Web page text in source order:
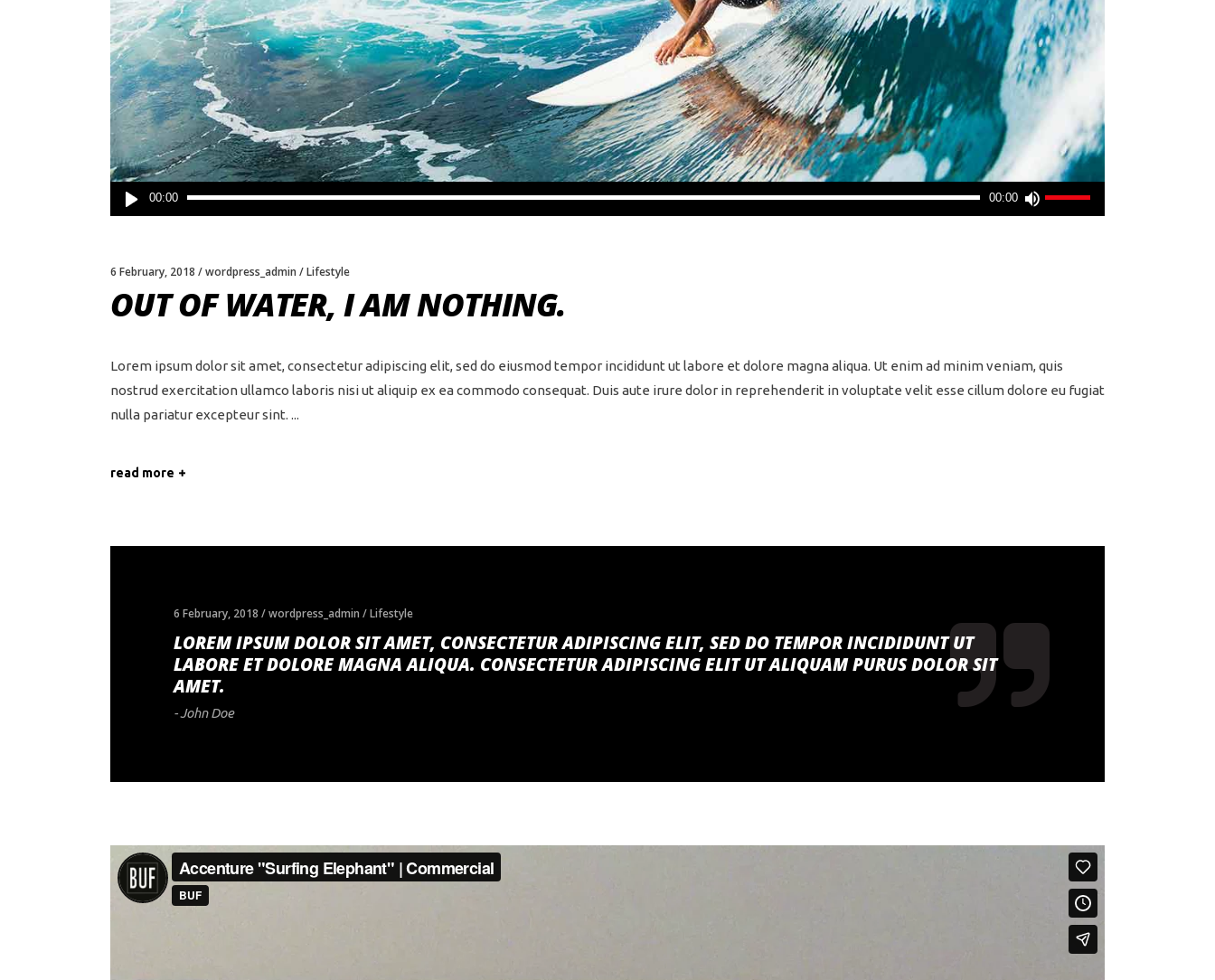
Audio
Player
00:00 00:00
Use
Up/Down
decrease
volume.
6 February, 2018 wordpress_admin Lifestyle
OUT OF WATER, I AM NOTHING.
Lorem ipsum dolor sit amet, consectetur adipiscing elit, sed do eiusmod tempor incididunt ut labore et dolore magna aliqua. Ut enim ad minim veniam, quis
nostrud exercitation ullamco laboris nisi ut aliquip ex ea commodo consequat. Duis aute irure dolor in reprehenderit in voluptate velit esse cillum dolore eu fugiat
nulla pariatur excepteur sint.
read more
6 February, 2018 wordpress_admin Lifestyle
LOREM IPSUM DOLOR SIT AMET, CONSECTETUR ADIPISCING ELIT, SED DO TEMPOR INCIDIDUNT UT
LABORE ET DOLORE MAGNA ALIQUA. CONSECTETUR ADIPISCING ELIT UT ALIQUAM PURUS DOLOR SIT
AMET.
- John Doe